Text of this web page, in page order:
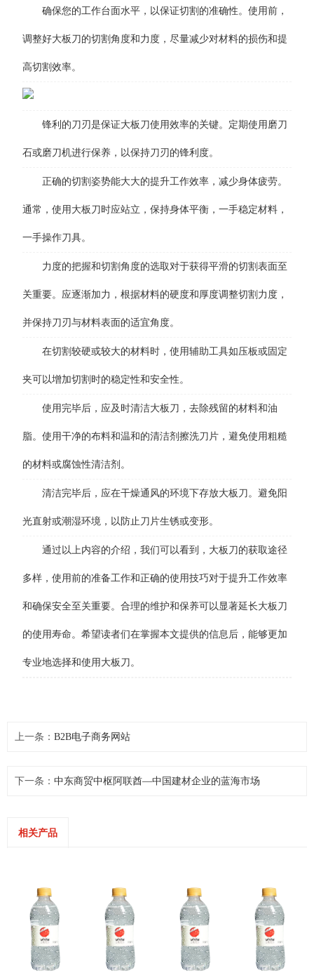
确保您的工作台面水平，以保证切割的准确性。使用前，
调整好大板刀的切割角度和力度，尽量减少对材料的损伤和提
高切割效率。
锋利的刀刃是保证大板刀使用效率的关键。定期使用磨刀
石或磨刀机进行保养，以保持刀刃的锋利度。
正确的切割姿势能大大的提升工作效率，减少身体疲劳。
通常，使用大板刀时应站立，保持身体平衡，一手稳定材料，
一手操作刀具。
力度的把握和切割角度的选取对于获得平滑的切割表面至
关重要。应逐渐加力，根据材料的硬度和厚度调整切割力度，
并保持刀刃与材料表面的适宜角度。
在切割较硬或较大的材料时，使用辅助工具如压板或固定
夹可以增加切割时的稳定性和安全性。
使用完毕后，应及时清洁大板刀，去除残留的材料和油
脂。使用干净的布料和温和的清洁剂擦洗刀片，避免使用粗糙
的材料或腐蚀性清洁剂。
清洁完毕后，应在干燥通风的环境下存放大板刀。避免阳
光直射或潮湿环境，以防止刀片生锈或变形。
通过以上内容的介绍，我们可以看到，大板刀的获取途径
多样，使用前的准备工作和正确的使用技巧对于提升工作效率
和确保安全至关重要。合理的维护和保养可以显著延长大板刀
的使用寿命。希望读者们在掌握本文提供的信息后，能够更加
专业地选择和使用大板刀。
上一条： B2B电子商务网站
下一条： 中东商贸中枢阿联酋—中国建材企业的蓝海市场
相关产品